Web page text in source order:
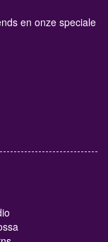
en onze speciale